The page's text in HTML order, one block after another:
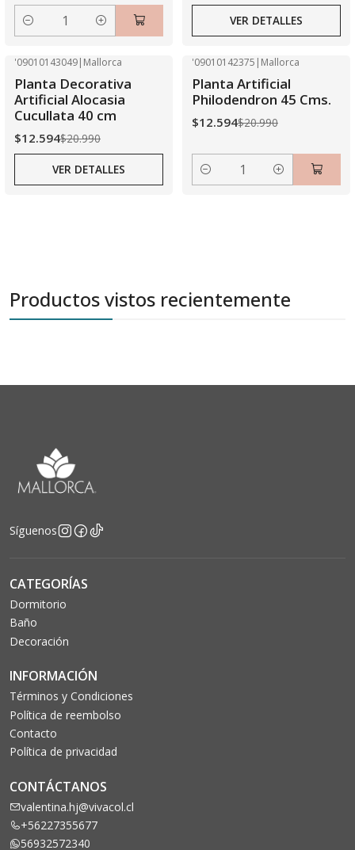
Cantidad
VER DETALLES
Agotado
'09010143049| Mallorca
Planta Decorativa
Artificial Alocasia
Cucullata 40 cm
$12.594$20.990
VER DETALLES
'09010142375 | Mallorca
Planta Artificial
Philodendron 45 Cms.
$12.594$20.990
Cantidad
Productos vistos recientemente
Síguenos
CATEGORÍAS
Dormitorio
Baño
Decoración
INFORMACIÓN
Términos y Condiciones
Política de reembolso
Contacto
Política de privacidad
CONTÁCTANOS
valentina.hj@vivacol.cl
+56227355677
56932572340